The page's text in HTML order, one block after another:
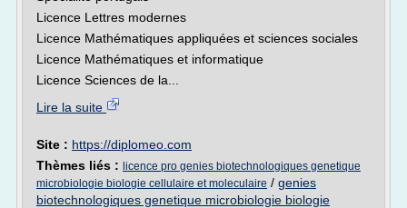
Licence Lettres modernes
Licence Mathématiques appliquées et sciences sociales
Licence Mathématiques et informatique
Licence Sciences de la...
Lire la suite
Site : https://diplomeo.com
Thèmes liés : licence pro genies biotechnologiques genetique
microbiologie biologie cellulaire et moleculaire / genies
biotechnologiques genetique microbiologie biologie